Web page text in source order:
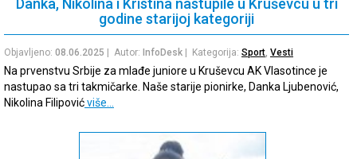
Danka, Nikolina i Kristina nastupile u Kruševcu u tri
godine starijoj kategoriji
Objavljeno: 08.06.2025 | Autor: InfoDesk | Kategorija: Sport, Vesti
Na prvenstvu Srbije za mlađe juniore u Kruševcu AK Vlasotince je
nastupao sa tri takmičarke. Naše starije pionirke, Danka Ljubenović,
Nikolina Filipovićviše…